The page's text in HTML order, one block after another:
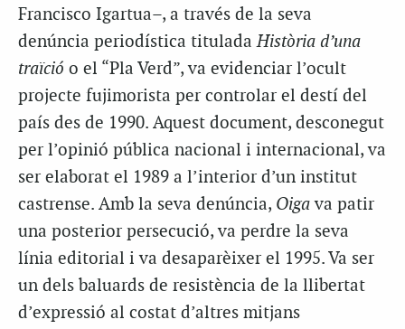
Francisco Igartua–, a través de la seva
denúncia periodística tituladaHistòria d’una
traïció o el “Pla Verd”, va evidenciar l’ocult
projecte fujimorista per controlar el destí del
país des de 1990. Aquest document, desconegut
per l’opinió pública nacional i internacional, va
ser elaborat el 1989 a l’interior d’un institut
castrense. Amb la seva denúncia, Oigava patir
una posterior persecució, va perdre la seva
línia editorial i va desaparèixer el 1995. Va ser
un dels baluards de resistència de la llibertat
d’expressió al costat d’altres mitjans